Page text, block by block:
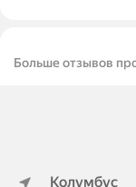
Больше отзывов
Колумбус